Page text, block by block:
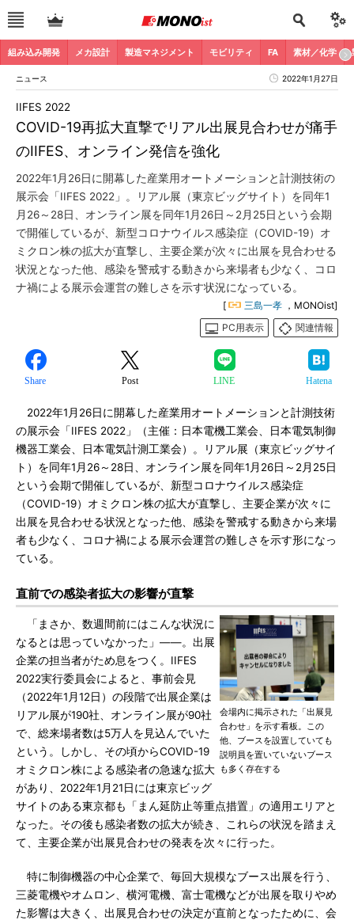
組み込み開発 メカ設計 製造マネジメント モビリティ FA 素材／化学
ニュース 2022年1月27日
COVID-19再拡大直撃でリアル出展見合わせが痛手
のIIFES、オンライン発信を強化
IIFES 2022
2022年1月26日に開幕した産業用オートメーションと計測技術の
展示会「IIFES 2022」。リアル展（東京ビッグサイト）を同年1
月26～28日、オンライン展を同年1月26日～2月25日という会期
で開催しているが、新型コロナウイルス感染症（COVID-19）オ
ミクロン株の拡大が直撃し、主要企業が次々に出展を見合わせる
状況となった他、感染を警戒する動きから来場者も少なく、コロ
ナ禍による展示会運営の難しさを示す状況になっている。
[ 三島一孝 ，MONOist]
PC用表示
関連情報
Share Post LINE Hatena
2022年1月26日に開幕した産業用オートメーションと計測技術
の展示会「IIFES 2022」（主催：日本電機工業会、日本電気制御
機器工業会、日本電気計測工業会）。リアル展（東京ビッグサイ
ト）を同年1月26～28日、オンライン展を同年1月26日～2月25日
という会期で開催しているが、新型コロナウイルス感染症
（COVID-19）オミクロン株の拡大が直撃し、主要企業が次々に
出展を見合わせる状況となった他、感染を警戒する動きから来場
者も少なく、コロナ禍による展示会運営の難しさを示す形になっ
ている。
直前での感染者拡大の影響が直撃
会場内に掲示された「出展見
合わせ」を示す看板。この
他、ブースを設置していても
説明員を置いていないブース
も多く存在する
「まさか、数週間前にはこんな状況に
なるとは思っていなかった」――。出展
企業の担当者がため息をつく。IIFES
2022実行委員会によると、事前会見
（2022年1月12日）の段階で出展企業は
リアル展が190社、オンライン展が90社
で、総来場者数は5万人を見込んでいた
という。しかし、その頃からCOVID-19
オミクロン株による感染者の急速な拡大
があり、2022年1月21日には東京ビッグ
サイトのある東京都も「まん延防止等重点措置」の適用エリアと
なった。その後も感染者数の拡大が続き、これらの状況を踏まえ
て、主要企業が出展見合わせの発表を次々に行った。
特に制御機器の中心企業で、毎回大規模なブース出展を行う、
三菱電機やオムロン、横河電機、富士電機などが出展を取りやめ
た影響は大きく、出展見合わせの決定が直前となったために、会